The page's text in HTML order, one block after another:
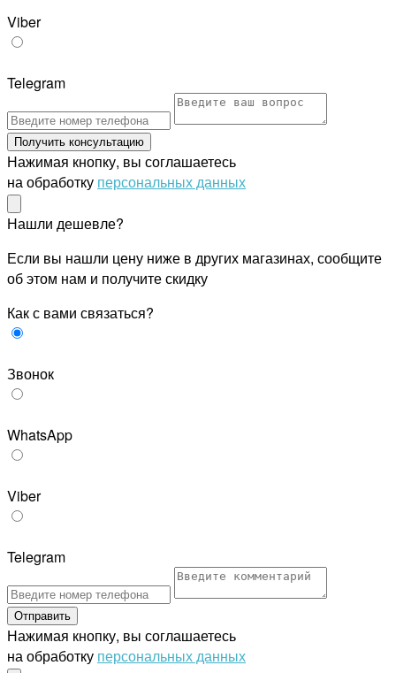
Viber
Telegram
Получить консультацию
Нажимая кнопку, вы соглашаетесь
на обработку персональных данных
Нашли дешевле?
Если вы нашли цену ниже в других магазинах, сообщите
об этом нам и получите скидку
Как с вами связаться?
Звонок
WhatsApp
Viber
Telegram
Отправить
Нажимая кнопку, вы соглашаетесь
на обработку персональных данных